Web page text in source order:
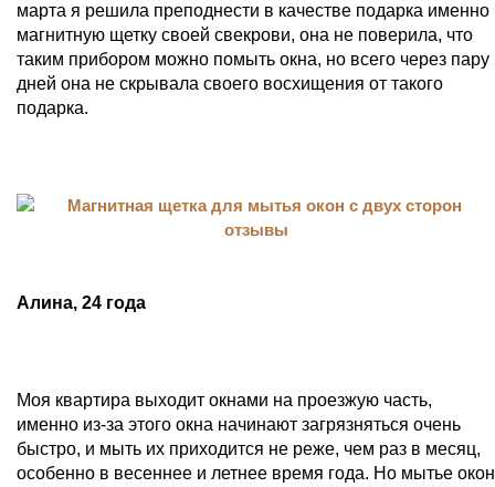
марта я решила преподнести в качестве подарка именно
магнитную щетку своей свекрови, она не поверила, что
таким прибором можно помыть окна, но всего через пару
дней она не скрывала своего восхищения от такого
подарка.
Алина, 24 года
Моя квартира выходит окнами на проезжую часть,
именно из-за этого окна начинают загрязняться очень
быстро, и мыть их приходится не реже, чем раз в месяц,
особенно в весеннее и летнее время года. Но мытье окон